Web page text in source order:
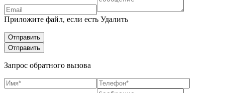
Приложите файл, если есть Удалить
Запрос обратного вызова